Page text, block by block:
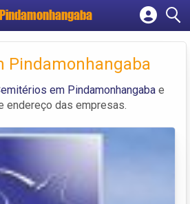
Pindamonhangaba
Cadastrar empresa
Criar conta
Pindamonhangaba
em Pindamonhangaba e
endereço das empresas.